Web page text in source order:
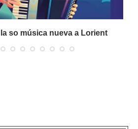
so música nueva a Lorient